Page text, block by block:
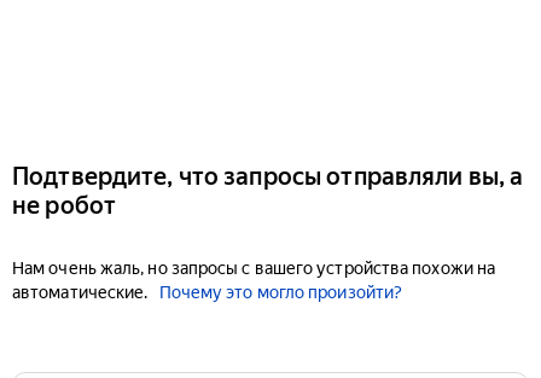
Подтвердите, что запросы отправляли вы, а
не робот
Нам очень жаль, но запросы с вашего устройства похожи на
автоматические.
Почему это могло произойти?